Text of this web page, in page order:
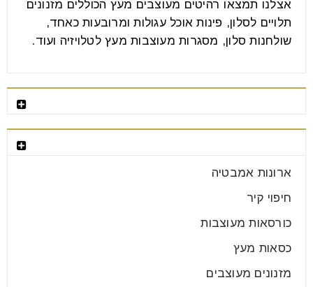
25 יונ
בחירת הארון לחדר היא אחת ההחלטות החשובות בעיצוב
הבית. מדובר ברהיט מרכזי שמשרת אותנו מדי יום, משפיע
אצלנו תמצאו רהיטים מעוצבים מעץ הכוללים מזנונים
תלויים לסלון, פינות אוכל עגולות ומרובעות כאחד,
שולחנות סלון, מסגרות מעוצבות מעץ לטלויזיה ועוד.
ארונות אמבטיה
חיפוי קיר
כורסאות מעוצבות
כסאות מעץ
מזנונים מעוצבים